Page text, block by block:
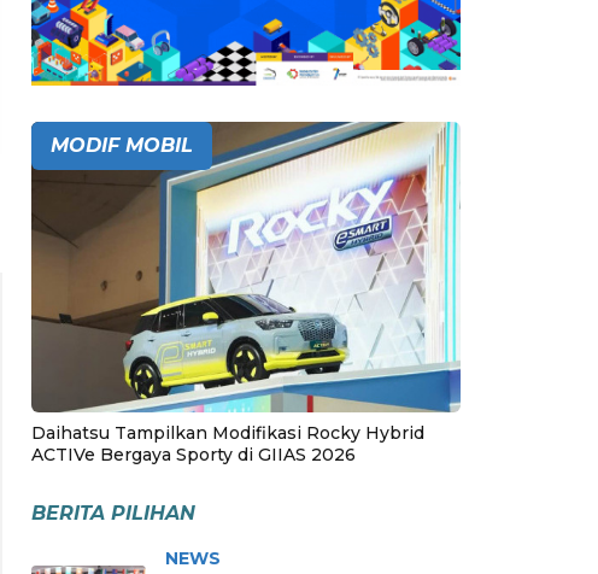
MODIF MOBIL
Daihatsu Tampilkan Modifikasi Rocky Hybrid
ACTIVe Bergaya Sporty di GIIAS 2026
BERITA PILIHAN
NEWS